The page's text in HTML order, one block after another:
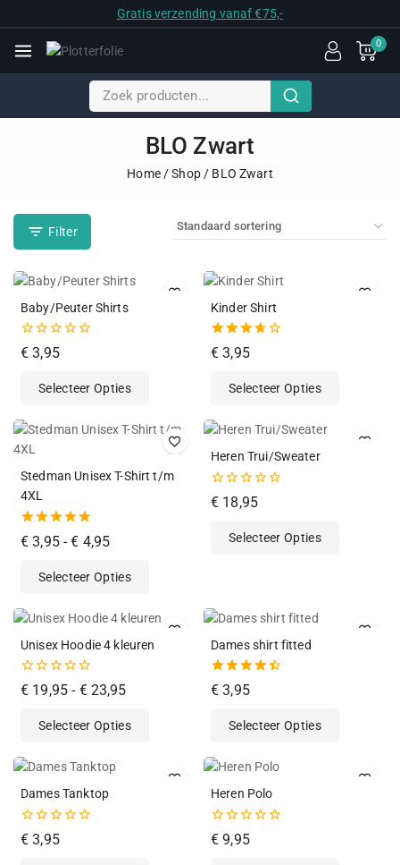
Gratis verzending vanaf €75,-
0
BLO Zwart
Home / Shop / BLO Zwart
Filter
Baby/Peuter Shirts
0
van
€ 3,95
Selecteer Opties
Kinder Shirt
3.67
van de
€ 3,95
Selecteer Opties
Stedman Unisex T-Shirt t/m
4XL
4.83
van de 5
€ 3,95 - € 4,95
Selecteer Opties
Heren Trui/Sweater
0
van
€ 18,95
Selecteer Opties
Unisex Hoodie 4 kleuren
0
van
€ 19,95 - €23,95
Selecteer Opties
Dames shirt fitted
4.50
van de 5
€ 3,95
Selecteer Opties
Dames Tanktop
0
van
€ 3,95
Heren Polo
0
van
€ 9,95